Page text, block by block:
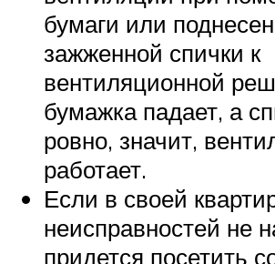
бумаги или
зажженной спички к
вентиляционной
бумажка падает, а
ровно, значит,
работает.
Если в своей
неисправностей не
придется посетить